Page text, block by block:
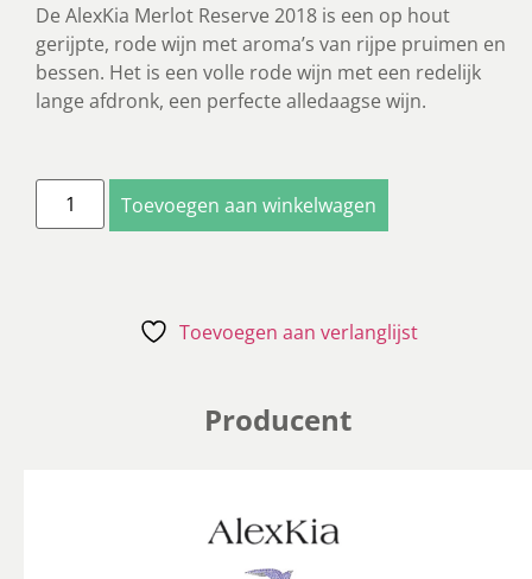
De AlexKia Merlot Reserve 2018 is een op hout
gerijpte, rode wijn met aroma’s van rijpe pruimen en
bessen. Het is een volle rode wijn met een redelijk
lange afdronk, een perfecte alledaagse wijn.
Toevoegen aan winkelwagen
Toevoegen aan verlanglijst
Producent